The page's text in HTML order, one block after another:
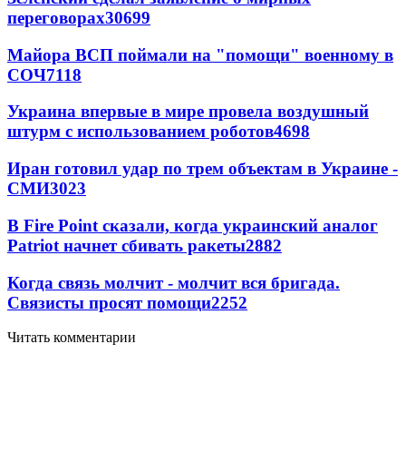
переговорах30699
Майора ВСП поймали на "помощи" военному в
СОЧ7118
Украина впервые в мире провела воздушный
штурм с использованием роботов4698
Иран готовил удар по трем объектам в Украине -
СМИ3023
В Fire Point сказали, когда украинский аналог
Patriot начнет сбивать ракеты2882
Когда связь молчит - молчит вся бригада.
Связисты просят помощи2252
Читать комментарии